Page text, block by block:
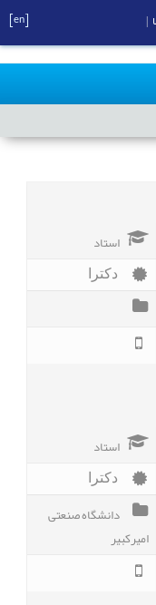
استاد
دکترا
استاد
دکترا
دانشگاه صنعتی
امیرکبیر